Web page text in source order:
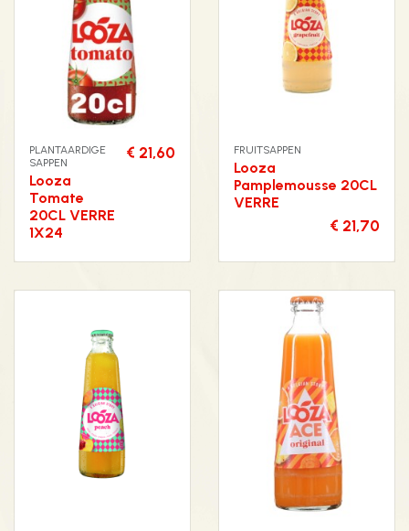
PLANTAARDIGE
SAPPEN
Looza
Tomate
20CL VERRE
1X24
€ 21,60 FRUITSAPPEN
Looza
Pamplemousse 20CL
VERRE
€ 21,70